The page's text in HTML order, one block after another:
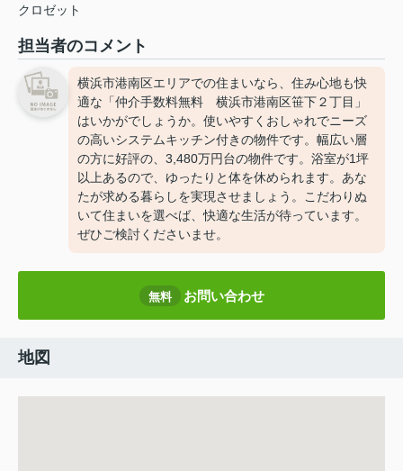
クロゼット
担当者のコメント
横浜市港南区エリアでの住まいなら、住み心地も快
適な「仲介手数料無料 横浜市港南区笹下２丁目」
はいかがでしょうか。使いやすくおしゃれでニーズ
の高いシステムキッチン付きの物件です。幅広い層
の方に好評の、3,480万円台の物件です。浴室が1坪
以上あるので、ゆったりと体を休められます。あな
たが求める暮らしを実現させましょう。こだわりぬ
いて住まいを選べば、快適な生活が待っています。
ぜひご検討くださいませ。
無料 お問い合わせ
地図